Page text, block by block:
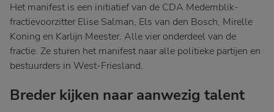
Het manifest is een initiatief van de CDA Medemblik-
fractievoorzitter Elise Salman, Els van den Bosch, Mirelle
Koning en Karlijn Meester. Alle vier onderdeel van de
fractie. Ze sturen het manifest naar alle politieke partijen en
bestuurders in West-Friesland.
Breder kijken naar aanwezig talent